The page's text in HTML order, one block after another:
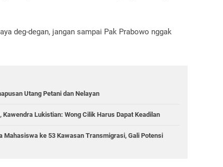
deg-degan, jangan sampai Pak Prabowo nggak
Utang Petani dan Nelayan
Lukistian: Wong Cilik Harus Dapat Keadilan
Mahasiswa ke 53 Kawasan Transmigrasi, Gali Potensi